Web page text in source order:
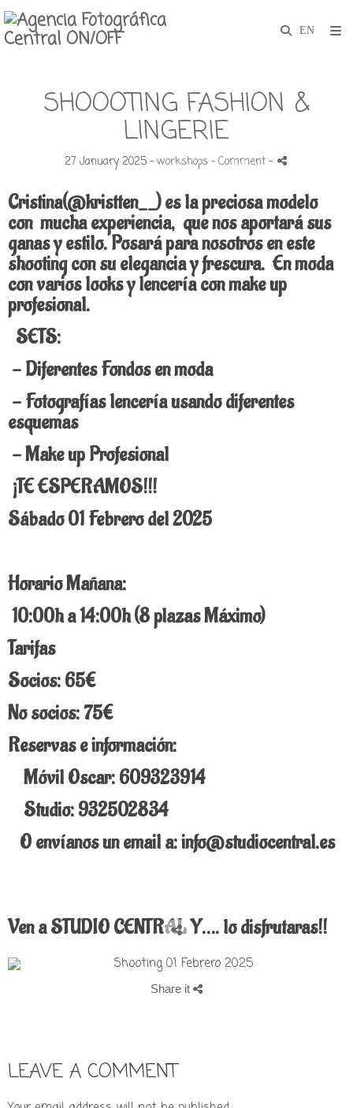
SHOOOTING FASHION &
LINGERIE
27 January 2025 -workshops- Comment-
Cristina(@kristten__) es la preciosa modelo
con mucha experiencia, que nos aportará sus
ganas y estilo. Posará para nosotros en este
shooting con su elegancia y frescura. En moda
con varios looks y lencería con make up
profesional.
SETS:
- Diferentes Fondos en moda
- Fotografías lencería usando diferentes
esquemas
- Make up Profesional
¡TE ESPERAMOS!!!
Sábado 01 Febrero del 2025
Horario Mañana:
10:00h a 14:00h (8 plazas Máximo)
Tarifas
Socios: 65€
No socios: 75€
Reservas e información:
Móvil Oscar: 609323914
Studio: 932502834
O envíanos un email a: info@studiocentral.es
Ven a STUDIO CENTRAL Y…. lo disfrutaras!!
Share it
LEAVE A COMMENT